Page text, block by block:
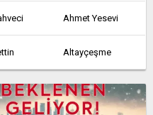
Ahmet Yesevi
Altayçeşme
Altintepsi